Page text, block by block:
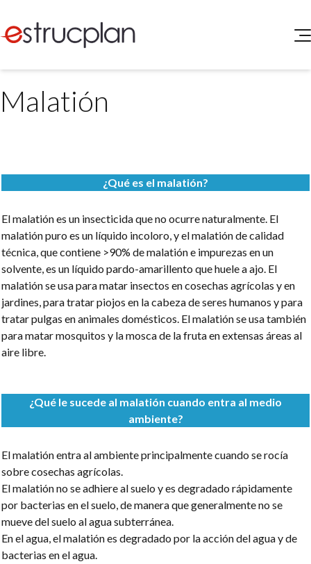
SERVICIOS
Legislación
Buscador de Legislación
Matriz Premium
Matriz Profesional
Malatión
¿Qué es el malatión?
El malatión es un insecticida que no ocurre naturalmente. El
malatión puro es un líquido incoloro, y el malatión de calidad
técnica, que contiene >90% de malatión e impurezas en un
solvente, es un líquido pardo-amarillento que huele a ajo. El
malatión se usa para matar insectos en cosechas agrícolas y en
jardines, para tratar piojos en la cabeza de seres humanos y para
tratar pulgas en animales domésticos. El malatión se usa también
para matar mosquitos y la mosca de la fruta en extensas áreas al
aire libre.
¿Qué le sucede al malatión cuando entra al medio
ambiente?
El malatión entra al ambiente principalmente cuando se rocía
sobre cosechas agrícolas.
El malatión no se adhiere al suelo y es degradado rápidamente
por bacterias en el suelo, de manera que generalmente no se
mueve del suelo al agua subterránea.
En el agua, el malatión es degradado por la acción del agua y de
bacterias en el agua.